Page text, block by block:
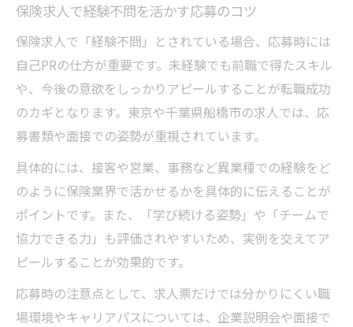
保険求人で経験不問を活かす応募のコツ
保険求人で「経験不問」とされている場合、応募時には
自己PRの仕方が重要です。未経験でも前職で得たスキル
や、今後の意欲をしっかりアピールすることが転職成功
のカギとなります。東京や千葉県船橋市の求人では、応
募書類や面接での姿勢が重視されています。
具体的には、接客や営業、事務など異業種での経験をど
のように保険業界で活かせるかを具体的に伝えることが
ポイントです。また、「学び続ける姿勢」や「チームで
協力できる力」も評価されやすいため、実例を交えてア
ピールすることが効果的です。
応募時の注意点として、求人票だけでは分かりにくい職
場環境やキャリアパスについては、企業説明会や面接で